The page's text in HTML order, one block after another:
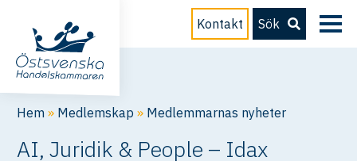
Kontakt Sök
Hem » Medlemskap » Medlemmarnas nyheter
AI, Juridik & People – Idax